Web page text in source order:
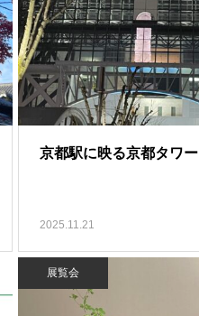
京都駅に映る京都タワー
2025.11.21
展覧会